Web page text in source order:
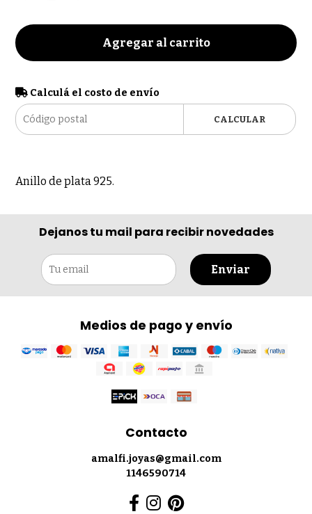
Agregar al carrito
Calculá el costo de envío
CALCULAR
Anillo de plata 925.
Dejanos tu mail para recibir novedades
Enviar
Medios de pago y envío
Contacto
amalfi.joyas@gmail.com
1146590714